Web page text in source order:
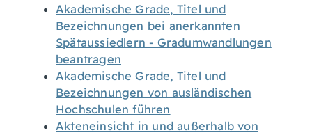
Akademische Grade, Titel und
Bezeichnungen bei anerkannten
Spätaussiedlern - Gradumwandlungen
beantragen
Akademische Grade, Titel und
Bezeichnungen von ausländischen
Hochschulen führen
Akteneinsicht in und außerhalb von